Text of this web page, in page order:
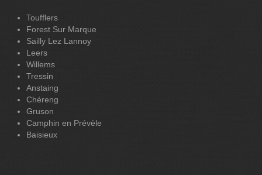
Toufflers
Forest Sur Marque
Sailly Lez Lannoy
Leers
Willems
Tressin
Anstaing
Chéreng
Gruson
Camphin en Prévèle
Baisieux